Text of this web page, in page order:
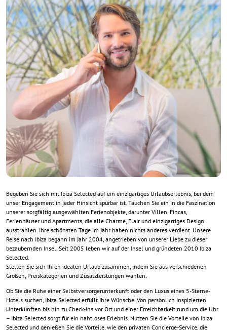
Begeben Sie sich mit Ibiza Selected auf ein einzigartiges Urlaubserlebnis, bei dem
unser Engagement in jeder Hinsicht spürbar ist. Tauchen Sie ein in die Faszination
unserer sorgfältig ausgewählten Ferienobjekte, darunter Villen, Fincas,
Ferienhäuser und Apartments, die alle Charme, Flair und einzigartiges Design
ausstrahlen. Ihre schönsten Tage im Jahr haben nichts anderes verdient. Unsere
Reise nach Ibiza begann im Jahr 2004, angetrieben von unserer Liebe zu dieser
bezaubernden Insel. Seit 2005 leben wir auf der Insel und gründeten 2010 Ibiza
Selected.
Stellen Sie sich Ihren idealen Urlaub zusammen, indem Sie aus verschiedenen
Größen, Preiskategorien und Zusatzleistungen wählen.
Ob Sie die Ruhe einer Selbstversorgerunterkunft oder den Luxus eines 5-Sterne-
Hotels suchen, Ibiza Selected erfüllt Ihre Wünsche. Von persönlich inspizierten
Unterkünften bis hin zu Check-Ins vor Ort und einer Erreichbarkeit rund um die Uhr
– Ibiza Selected sorgt für ein nahtloses Erlebnis. Nutzen Sie die Vorteile von Ibiza
Selected und genießen Sie die Vorteile, wie den privaten Concierge-Service, die